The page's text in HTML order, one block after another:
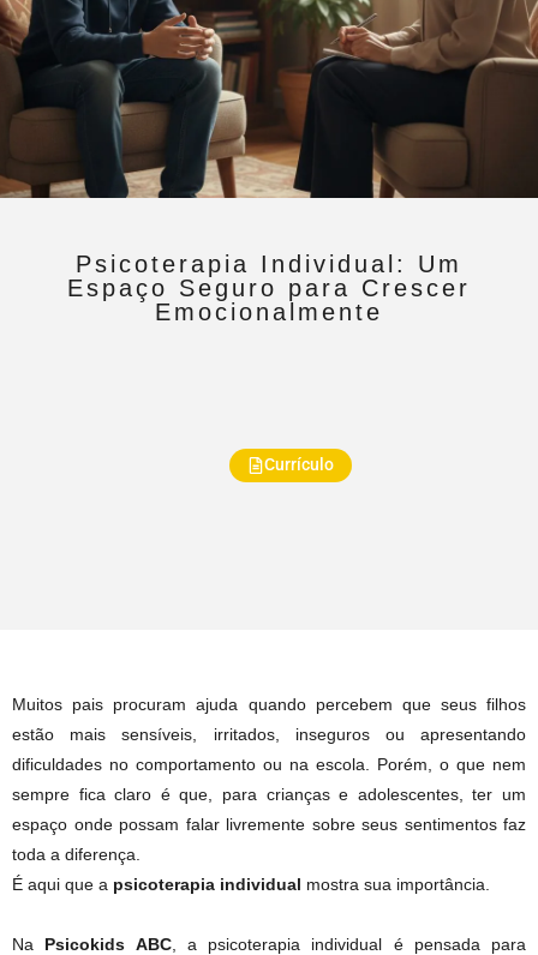
Psicoterapia Individual: Um
Espaço Seguro para Crescer
Emocionalmente
Muitos pais procuram ajuda quando percebem que seus filhos
estão mais sensíveis, irritados, inseguros ou apresentando
dificuldades no comportamento ou na escola. Porém, o que nem
sempre fica claro é que, para crianças e adolescentes, ter um
espaço onde possam falar livremente sobre seus sentimentos faz
toda a diferença.
É aqui que a psicoterapia individual mostra sua importância.
Na Psicokids ABC, a psicoterapia individual é pensada para
Currículo